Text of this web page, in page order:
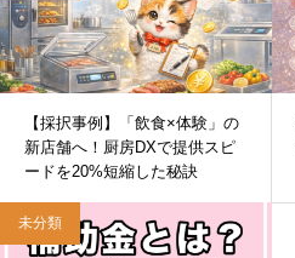
【採択事例】「飲食×体験」の
新店舗へ！厨房DXで提供スピ
ードを20%短縮した秘訣
未分類